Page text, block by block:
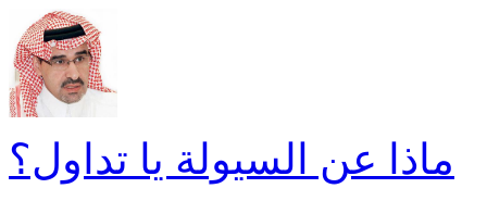
ماذا عن السيولة يا تداول؟